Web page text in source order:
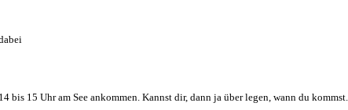
bis 15 Uhr am See ankommen. Kannst dir, dann ja über legen, wann du kommst.